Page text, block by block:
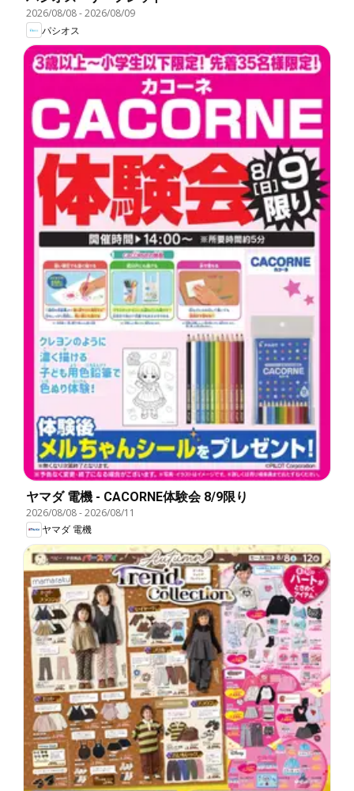
2026/08/08-2026/08/09
パシオス
ヤマダ 電機 - CACORNE体験会 8/9限り
2026/08/08-2026/08/11
ヤマダ 電機